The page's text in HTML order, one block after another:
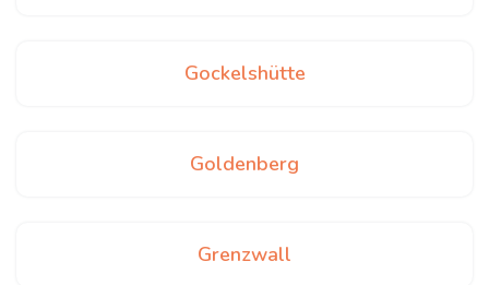
Gockelshütte
Goldenberg
Grenzwall